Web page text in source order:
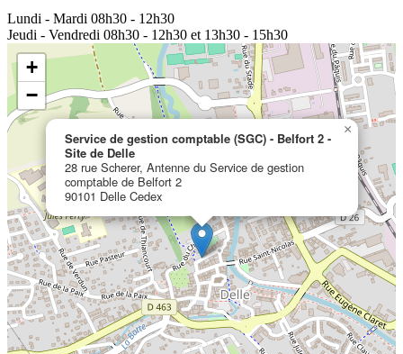
Lundi - Mardi 08h30 - 12h30
Jeudi - Vendredi 08h30 - 12h30 et 13h30 - 15h30
Service de gestion comptable (SGC) - Belfort 2 -
Site de Delle
28 rue Scherer, Antenne du Service de gestion
comptable de Belfort 2
90101 Delle Cedex
×
+
−